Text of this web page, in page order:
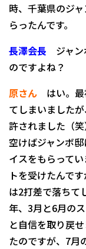
時、千葉県のジ
らったんです。
長澤会長 ジャン
のですよね？
原さん はい。最
てしまいました
許されました（
空けばジャンボ
イスをもらって
トを受けたんで
は2打差で落ちて
年、3月と6月の
と自信を取り戻
たのですが、7月